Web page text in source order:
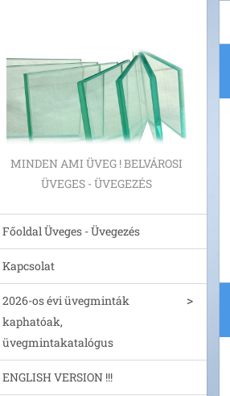
MINDEN AMI ÜVEG ! BELVÁROSI
ÜVEGES - ÜVEGEZÉS
Főoldal Üveges - Üvegezés
Kapcsolat
2026-os évi üvegminták
kaphatóak,
üvegmintakatalógus
ENGLISH VERSION !!!